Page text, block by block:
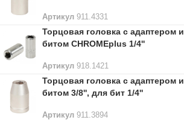
Артикул 911.4331
Торцовая головка с адаптером и
битом CHROMEplus 1/4''
Артикул 918.1421
Торцовая головка с адаптером и
битом 3/8'', для бит 1/4''
Артикул 911.3894